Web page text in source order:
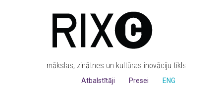
mākslas, zinātnes un kultūras inovāciju tīkls
ENG
Presei
Atbalstītāji